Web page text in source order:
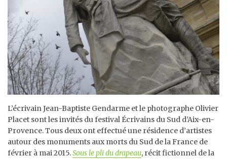
L’écrivain Jean-Baptiste Gendarme et le photographe Olivier
Placet sont les invités du festival Écrivains du Sud d’Aix-en-
Provence. Tous deux ont effectué une résidence d’artistes
autour des monuments aux morts du Sud de la France de
février à mai 2015.Sous le pli du drapeau, récit fictionnel de la